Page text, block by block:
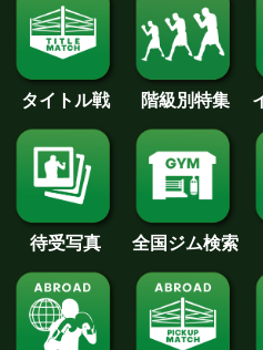
タイトル戦 階級別特集
待受写真 全国ジム検索